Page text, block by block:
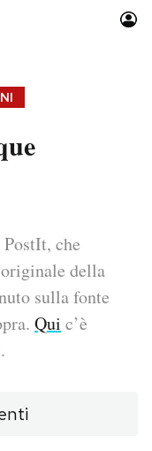
calcio 2026
che
della
sulla fonte
Qui c’è